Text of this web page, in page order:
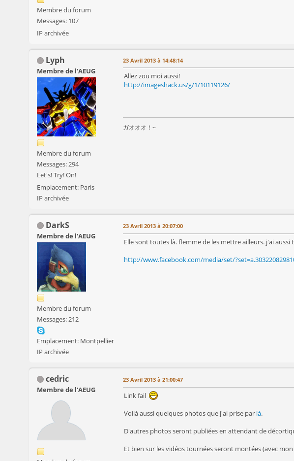
Membre du forum
Messages: 107
IP archivée
Lyph
Membre de l'AEUG
Membre du forum
Messages: 294
Let's! Try! On!
Emplacement: Paris
IP archivée
23 Avril 2013 à 14:48:14
Allez zou moi aussi!
http://imageshack.us/g/1/10119126/
ガオオオ！~
DarkS
Membre de l'AEUG
Membre du forum
Messages: 212
Emplacement: Montpellier
IP archivée
23 Avril 2013 à 20:07:00
Elle sont toutes là. flemme de les mettre ailleurs. j'ai
http://www.facebook.com/media/set/
cedric
Membre de l'AEUG
23 Avril 2013 à 21:00:47
Link fail
Voilà aussi quelques photos que j'ai prise par là.
D'autres photos seront publiées en attendant de
Et bien sur les vidéos tournées seront montées (avec